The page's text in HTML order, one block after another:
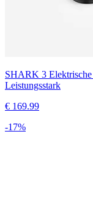
SHARK 3 Elektrische
Leistungsstark
€ 169.99
-17%